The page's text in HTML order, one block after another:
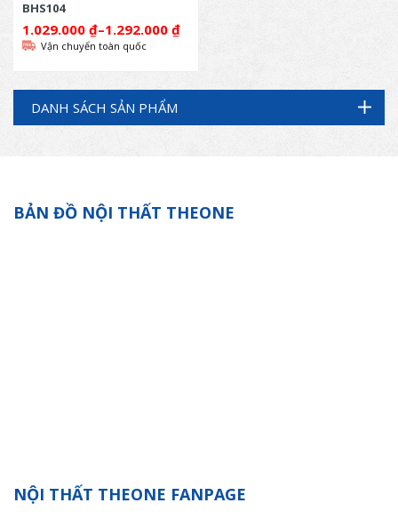
BHS104
1.029.000 ₫–1.292.000 ₫
Vận chuyển toàn quốc
DANH SÁCH SẢN PHẨM
BẢN ĐỒ NỘI THẤT THEONE
NỘI THẤT THEONE FANPAGE